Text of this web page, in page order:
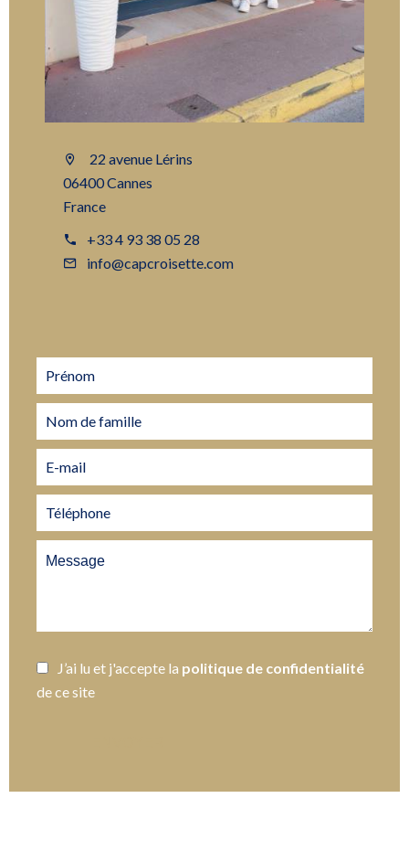
22 avenue Lérins
06400 Cannes
France
+33 4 93 38 05 28
info@capcroisette.com
J’ai lu et j'accepte la politique de confidentialité
de ce site